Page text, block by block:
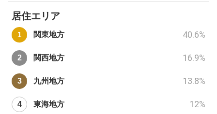
居住エリア
関東地方 40.6%
関西地方 16.9%
九州地方 13.8%
東海地方 12%